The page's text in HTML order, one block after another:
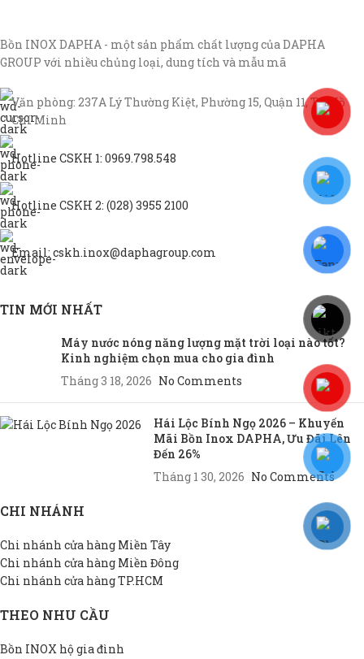
Bồn INOX DAPHA - một sản phẩm chất lượng của DAPHA
GROUP với nhiều chủng loại, dung tích và mẫu mã
Văn phòng: 237A Lý Thường Kiệt, Phường 15, Quận 11, TP Hồ
Chí Minh
Hotline CSKH 1: 0969.798.548
Hotline CSKH 2: (028) 3955 2100
Email: cskh.inox@daphagroup.com
TIN MỚI NHẤT
Máy nước nóng năng lượng mặt trời loại nào tốt?
Kinh nghiệm chọn mua cho gia đình
Tháng 3 18, 2026 No Comments
Hái Lộc Bính Ngọ 2026 – Khuyến
Mãi Bồn Inox DAPHA, Ưu Đãi Lên
Đến 26%
Tháng 1 30, 2026 No Comments
CHI NHÁNH
Chi nhánh cửa hàng Miền Tây
Chi nhánh cửa hàng Miền Đông
Chi nhánh cửa hàng TP.HCM
THEO NHU CẦU
Bồn INOX hộ gia đình